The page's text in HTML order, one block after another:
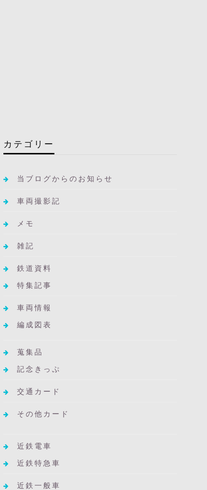
カテゴリー
当ブログからのお知らせ
車両撮影記
メモ
雑記
鉄道資料
特集記事
車両情報
編成図表
蒐集品
記念きっぷ
交通カード
その他カード
近鉄電車
近鉄特急車
近鉄一般車